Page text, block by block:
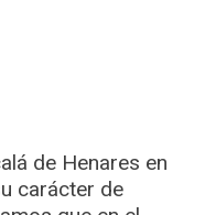
de Henares en
carácter de